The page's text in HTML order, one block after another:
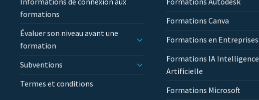
formations
Évaluer son niveau avant une
formation
Subventions
Termes et conditions
Formations Canva
Formations en Entreprises
Formations IA Intelligence
Artificielle
Formations Microsoft